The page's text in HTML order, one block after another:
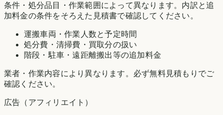
条件・処分品目・作業範囲によって異なります。内訳と追
加料金の条件をそろえた見積書で確認してください。
運搬車両・作業人数と予定時間
処分費・清掃費・買取分の扱い
階段・駐車・遠距離搬出等の追加料金
業者・作業内容により異なります。必ず無料見積もりでご
確認ください。
広告（アフィリエイト）